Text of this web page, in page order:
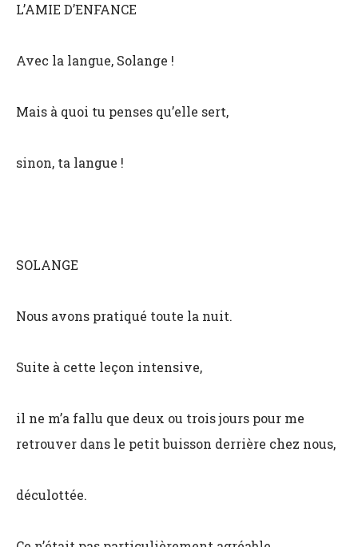
L’AMIE D’ENFANCE
Avec la langue, Solange !
Mais à quoi tu penses qu’elle sert,
sinon, ta langue !
SOLANGE
Nous avons pratiqué toute la nuit.
Suite à cette leçon intensive,
il ne m’a fallu que deux ou trois jours pour me
retrouver dans le petit buisson derrière chez nous,
déculottée.